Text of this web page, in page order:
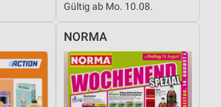
Gültig ab Mo. 10.08.
NORMA